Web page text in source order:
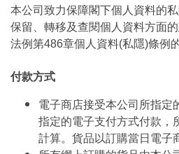
本公司致力保障閣下個人資料的
保留、轉移及查閱個人資料方面
法例第486章個人資料(私隱)條例
付款方式
電子商店接受本公司所指定
指定的電子支付方式付款，
計算。貨品以訂購當日電子